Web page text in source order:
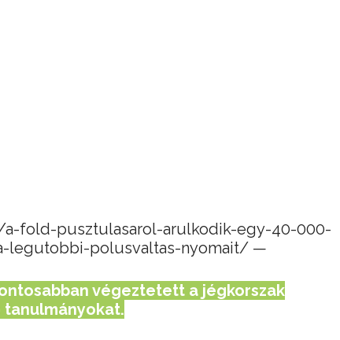
fold-pusztulasarol-arulkodik-egy-40-000-
legutobbi-polusvaltas-nyomait/ —
végeztetett a jégkorszak
tanulmányokat.